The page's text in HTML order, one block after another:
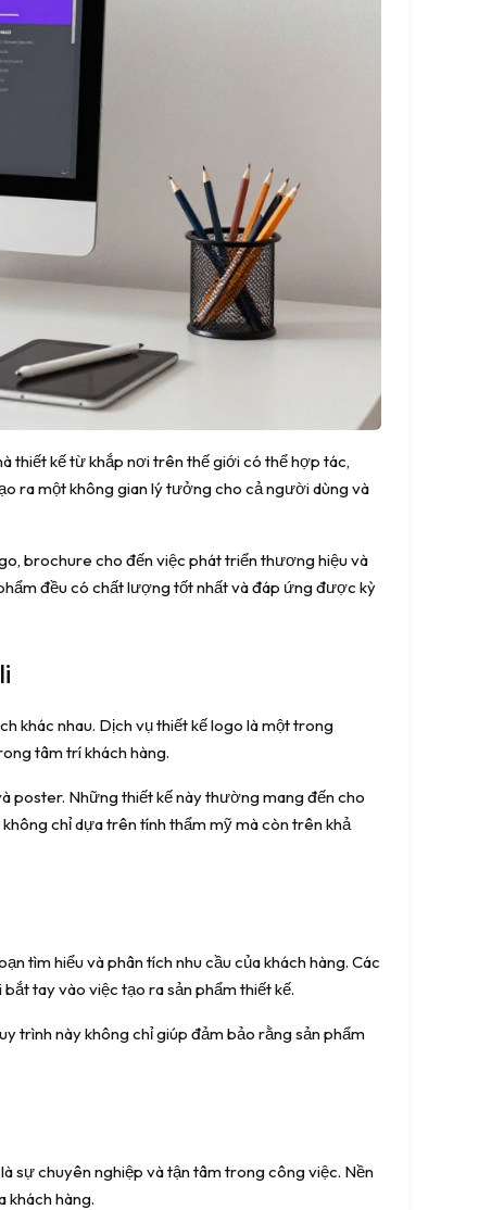
thiết kế từ khắp nơi trên thế giới có thể hợp tác,
ra một không gian lý tưởng cho cả người dùng và
brochure cho đến việc phát triển thương hiệu và
đều có chất lượng tốt nhất và đáp ứng được kỳ
khác nhau. Dịch vụ thiết kế logo là một trong
tâm trí khách hàng.
poster. Những thiết kế này thường mang đến cho
chỉ dựa trên tính thẩm mỹ mà còn trên khả
tìm hiểu và phân tích nhu cầu của khách hàng. Các
tay vào việc tạo ra sản phẩm thiết kế.
trình này không chỉ giúp đảm bảo rằng sản phẩm
sự chuyên nghiệp và tận tâm trong công việc. Nền
khách hàng.